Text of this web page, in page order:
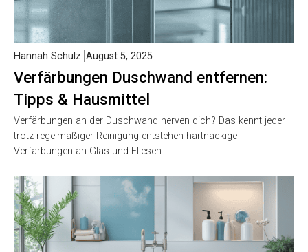
Verfärbungen Duschwand entfernen:
Tipps & Hausmittel
Hannah Schulz August 5, 2025
Verfärbungen an der Duschwand nerven dich? Das kennt jeder –
trotz regelmäßiger Reinigung entstehen hartnäckige
Verfärbungen an Glas und Fliesen….